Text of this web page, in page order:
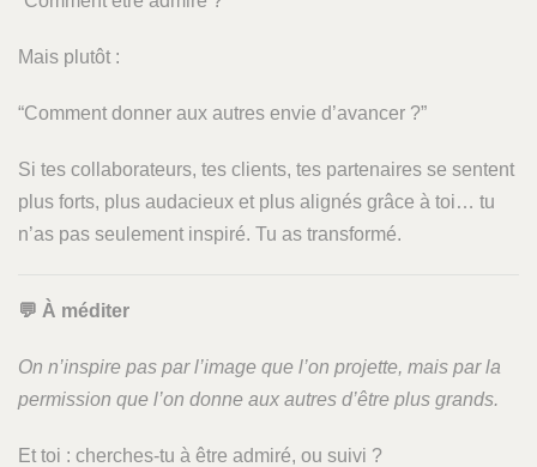
Mais plutôt :
“Comment donner aux autres envie d’avancer ?”
Si tes collaborateurs, tes clients, tes partenaires se sentent
plus forts, plus audacieux et plus alignés grâce à toi… tu
n’as pas seulement inspiré. Tu as transformé.
💬 À méditer
On n’inspire pas par l’image que l’on projette, mais par la
permission que l’on donne aux autres d’être plus grands.
Et toi : cherches-tu à être admiré, ou suivi ?